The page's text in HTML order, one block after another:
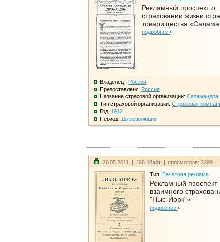
Рекламный проспект о
страховании жизни
товарищества
подробнее
Владелец : Россия
Предоставлено: Россия
Название страховой организации: Саламандра
Тип страховой организации: Страховая
Год: 1912
Период: До революции
20.05.2011 | 226 Кбайт | просмотров: 2299
Тип: Печатная реклама
Рекламный
взаимного
"Нью-Йорк"»
подробнее